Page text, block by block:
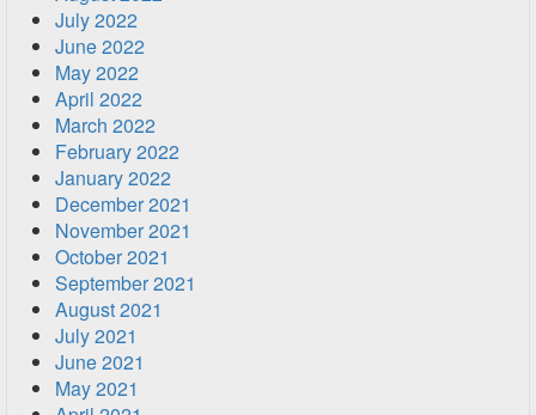
July 2022
June 2022
May 2022
April 2022
March 2022
February 2022
January 2022
December 2021
November 2021
October 2021
September 2021
August 2021
July 2021
June 2021
May 2021